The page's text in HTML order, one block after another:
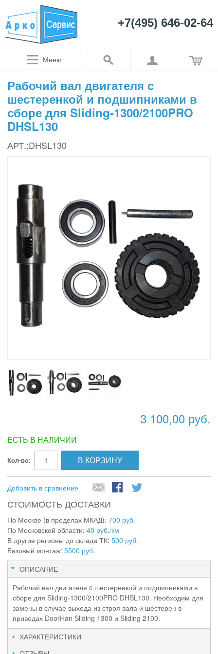
+7(495) 646-02-64
Меню
Рабочий вал двигателя c
шестеренкой и подшипниками в
сборе для Sliding-1300/2100PRO
DHSL130
АРТ.:DHSL130
3 100,00 руб.
ЕСТЬ В НАЛИЧИИ
Кол-во: В КОРЗИНУ
Добавить в сравнение
СТОИМОСТЬ ДОСТАВКИ
По Москве (в пределах МКАД): 700 руб.
По Московской области: 40 руб./км
В другие регионы до склада ТК: 500 руб.
Базовый монтаж: 5500 руб.
ОПИСАНИЕ
Рабочий вал двигателя c шестеренкой и подшипниками в
сборе для Sliding-1300/2100PRO DHSL130. Необходим для
замены в случае выхода из строя вала и шестерен в
приводах DoorHan Sliding 1300 и Sliding 2100.
ХАРАКТЕРИСТИКИ